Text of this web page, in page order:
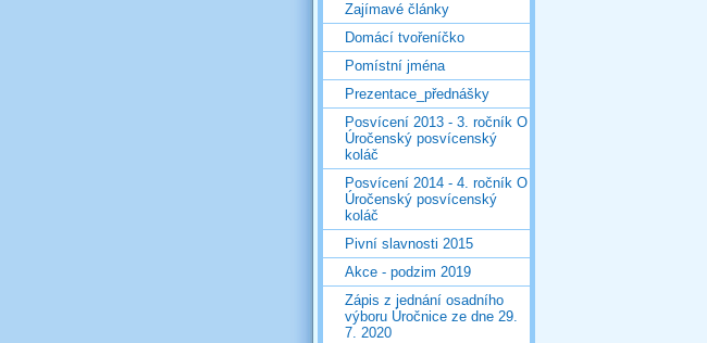
Zajímavé články
Domácí tvořeníčko
Pomístní jména
Prezentace_přednášky
Posvícení 2013 - 3. ročník O
Úročenský posvícenský
koláč
Posvícení 2014 - 4. ročník O
Úročenský posvícenský
koláč
Pivní slavnosti 2015
Akce - podzim 2019
Zápis z jednání osadního
výboru Úročnice ze dne 29.
7. 2020